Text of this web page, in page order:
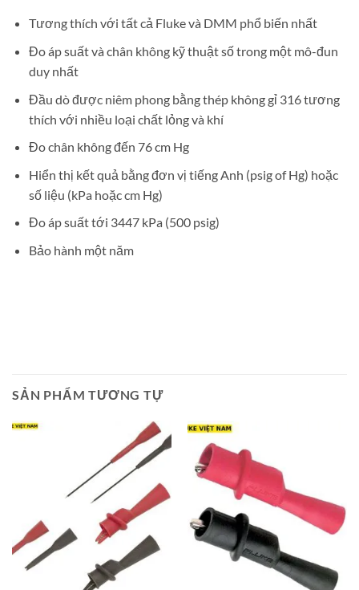
Tương thích với tất cả Fluke và DMM phổ biến nhất
Đo áp suất và chân không kỹ thuật số trong một mô-đun
duy nhất
Đầu dò được niêm phong bằng thép không gỉ 316 tương
thích với nhiều loại chất lỏng và khí
Đo chân không đến 76 cm Hg
Hiển thị kết quả bằng đơn vị tiếng Anh (psig of Hg) hoặc
số liệu (kPa hoặc cm Hg)
Đo áp suất tới 3447 kPa (500 psig)
Bảo hành một năm
SẢN PHẨM TƯƠNG TỰ